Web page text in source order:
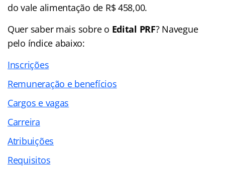
do vale alimentação de R$ 458,00.
Quer saber mais sobre o Edital PRF? Navegue
pelo índice abaixo:
Inscrições
Remuneração e benefícios
Cargos e vagas
Carreira
Atribuições
Requisitos